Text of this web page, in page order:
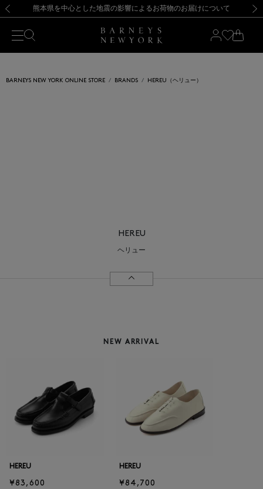
新規登録のお客様も対象！＜MY BARNEYS＞会員のお客様は11,000円（税込）以上のお買上げで常時送料無料！お買い物の際は会員登録を！
【夏季休業に伴う返品・交換承り一時停止のお知らせ】（2026.8.5）
熊本県を中心とした地震の影響によるお荷物のお届けについて
【開催中】SUMMER SALEのご案内・ご注意事項 新規登録のお客様も対象！＜MY BARNEYS＞会員のお客様は11,000円（税込）以上のお買上げで常時送料無料！お買い物の際は会員登録を！
【夏季休業に伴う返品・交換承り一時停止のお知らせ】（2026.8.5）
BARNEYS NEW YORK ONLINE STORE BRANDS HEREU（ヘリュー）
HEREU
ヘリュー
NEW ARRIVAL
HEREU
¥83,600
HEREU
¥84,700